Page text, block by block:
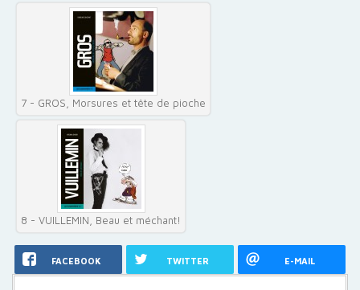
7 - GROS, Morsures et tête de pioche
8 - VUILLEMIN, Beau et méchant!
FACEBOOK TWITTER E-MAIL